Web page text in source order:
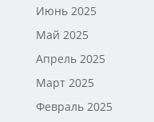
Июнь 2025
Май 2025
Апрель 2025
Март 2025
Февраль 2025